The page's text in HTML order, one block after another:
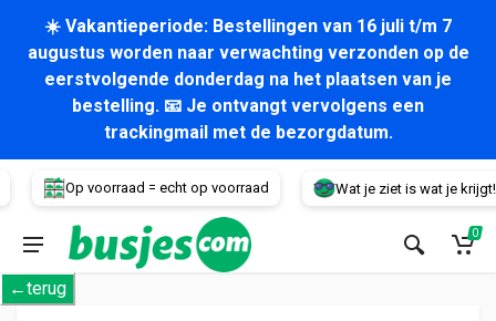
☀️ Vakantieperiode: Bestellingen van 16 juli t/m 7
augustus worden naar verwachting verzonden op de
eerstvolgende donderdag na het plaatsen van je
bestelling. 📧 Je ontvangt vervolgens een
trackingmail met de bezorgdatum.
Op voorraad = echt op voorraad Wat je ziet is wat je krijgt!
Voertuig
0
←terug